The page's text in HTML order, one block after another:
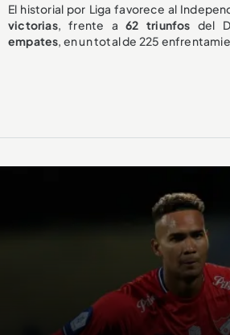
El historial por Liga favorece al
victorias, frente a62 triunfos del
empates, en un total de 225